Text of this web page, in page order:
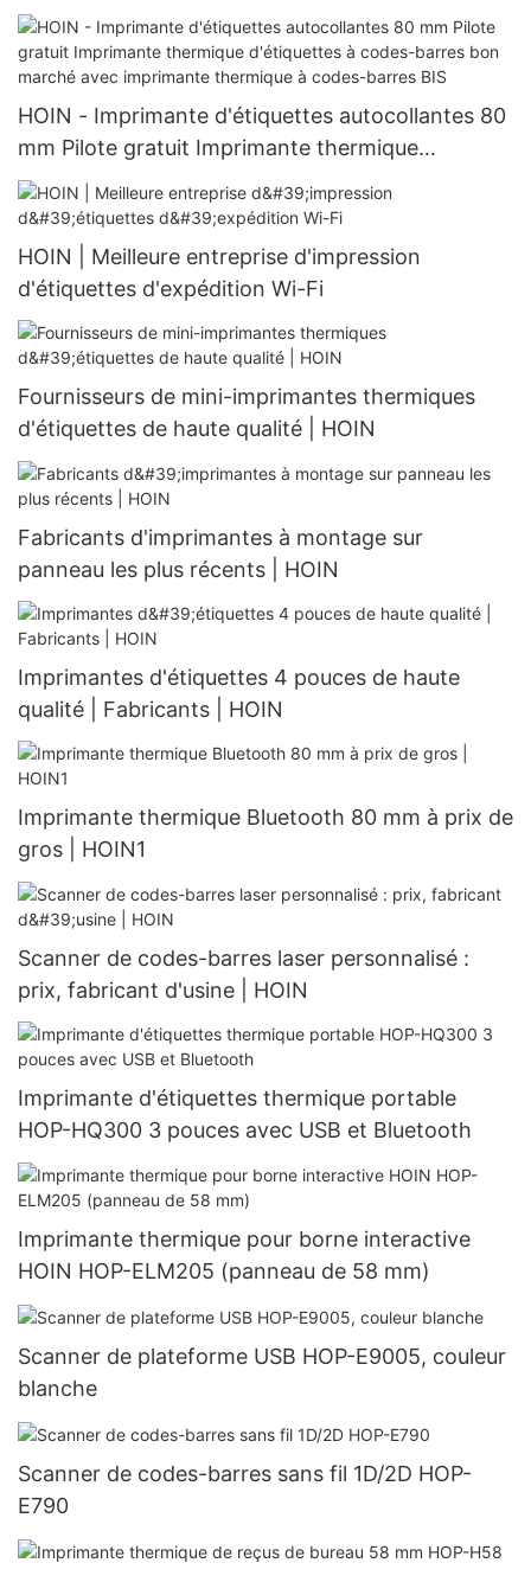
mm, système POS
HOIN - Imprimante d'étiquettes autocollantes 80
mm Pilote gratuit Imprimante thermique
d'étiquettes à codes-barres bon marché avec
imprimante thermique à codes-barres BIS
HOIN | Meilleure entreprise d'impression
d'étiquettes d'expédition Wi-Fi
Fournisseurs de mini-imprimantes thermiques
d'étiquettes de haute qualité | HOIN
Fabricants d'imprimantes à montage sur
panneau les plus récents | HOIN
Imprimantes d'étiquettes 4 pouces de haute
qualité | Fabricants | HOIN
Imprimante thermique Bluetooth 80 mm à prix de
gros | HOIN1
Scanner de codes-barres laser personnalisé :
prix, fabricant d'usine | HOIN
Imprimante d'étiquettes thermique portable
HOP-HQ300 3 pouces avec USB et Bluetooth
Imprimante thermique pour borne interactive
HOIN HOP-ELM205 (panneau de 58 mm)
Scanner de plateforme USB HOP-E9005, couleur
blanche
Scanner de codes-barres sans fil 1D/2D HOP-
E790